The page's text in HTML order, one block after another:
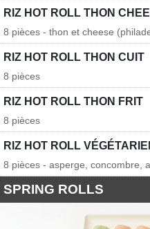
RIZ HOT ROLL THON
8 pièces - thon et cheese
RIZ HOT ROLL THON CUIT
8 pièces
RIZ HOT ROLL THON FRIT
8 pièces
RIZ HOT ROLL
8 pièces - asperge, concombre,
SPRING ROLLS